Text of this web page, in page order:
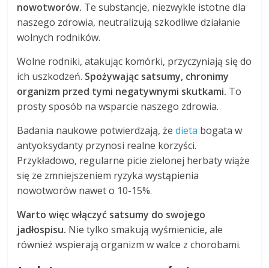
nowotworów. Te substancje, niezwykle istotne dla
naszego zdrowia, neutralizują szkodliwe działanie
wolnych rodników.
Wolne rodniki, atakując komórki, przyczyniają się do
ich uszkodzeń. Spożywając satsumy, chronimy
organizm przed tymi negatywnymi skutkami. To
prosty sposób na wsparcie naszego zdrowia.
Badania naukowe potwierdzają, żedieta bogata w
antyoksydanty przynosi realne korzyści.
Przykładowo, regularne picie zielonej herbaty wiąże
się ze zmniejszeniem ryzyka wystąpienia
nowotworów nawet o 10-15%.
Warto więc włączyć satsumy do swojego
jadłospisu. Nie tylko smakują wyśmienicie, ale
również wspierają organizm w walce z chorobami.